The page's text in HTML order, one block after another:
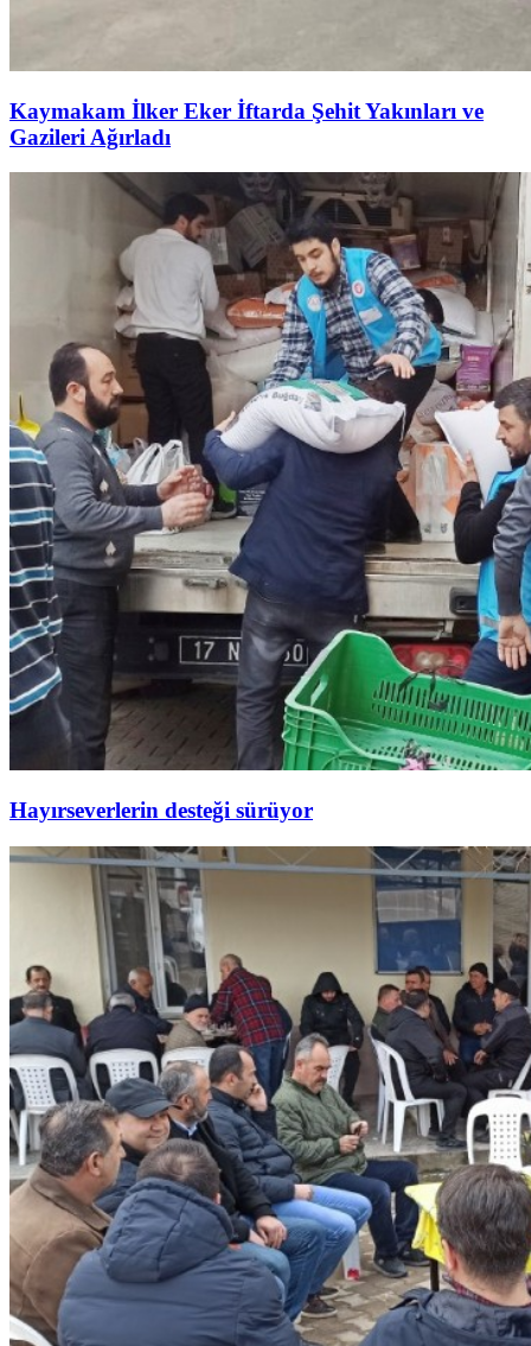
Kaymakam İlker Eker İftarda Şehit Yakınları ve
Gazileri Ağırladı
Hayırseverlerin desteği sürüyor